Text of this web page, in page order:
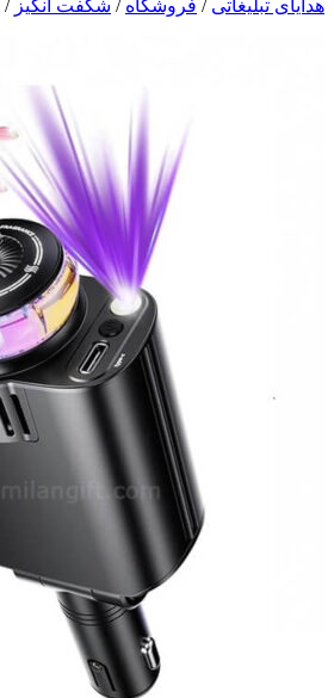
هدایای تبلیغاتی / فروشگاه / شگفت انگیز /